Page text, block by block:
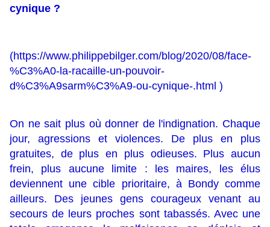
cynique ?
(https://www.philippebilger.com/blog/2020/08/face-
%C3%A0-la-racaille-un-pouvoir-
d%C3%A9sarm%C3%A9-ou-cynique-.html )
On ne sait plus où donner de l'indignation. Chaque
jour, agressions et violences. De plus en plus
gratuites, de plus en plus odieuses. Plus aucun
frein, plus aucune limite : les maires, les élus
deviennent une cible prioritaire, à Bondy comme
ailleurs. Des jeunes gens courageux venant au
secours de leurs proches sont tabassés. Avec une